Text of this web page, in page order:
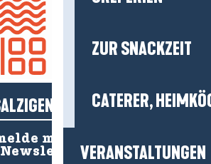
ZUR SNACKZEIT
CATERER,
VERANSTALTUNGEN
NEUIGKEITEN!
mich für den
Newsletter an